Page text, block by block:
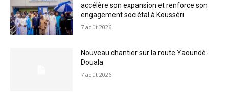
accélère son expansion et renforce son
engagement sociétal à Kousséri
7 août 2026
Nouveau chantier sur la route Yaoundé-
Douala
7 août 2026